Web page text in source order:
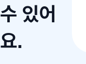
수 있어
요.